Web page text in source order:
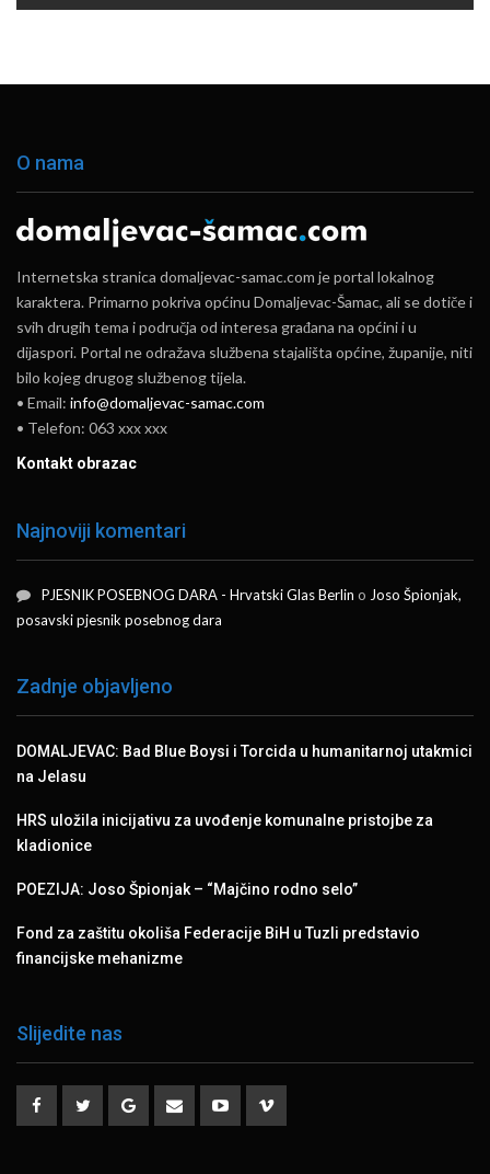
O nama
Internetska stranica domaljevac-samac.com je portal lokalnog
karaktera. Primarno pokriva općinu Domaljevac-Šamac, ali se dotiče i
svih drugih tema i područja od interesa građana na općini i u
dijaspori. Portal ne odražava službena stajališta općine, županije, niti
bilo kojeg drugog službenog tijela.
• Email: info@domaljevac-samac.com
• Telefon: 063 xxx xxx
Kontakt obrazac
Najnoviji komentari
PJESNIK POSEBNOG DARA - Hrvatski Glas Berlin o Joso Špionjak,
posavski pjesnik posebnog dara
Zadnje objavljeno
DOMALJEVAC: Bad Blue Boysi i Torcida u humanitarnoj utakmici
na Jelasu
HRS uložila inicijativu za uvođenje komunalne pristojbe za
kladionice
POEZIJA: Joso Špionjak – “Majčino rodno selo”
Fond za zaštitu okoliša Federacije BiH u Tuzli predstavio
financijske mehanizme
Slijedite nas